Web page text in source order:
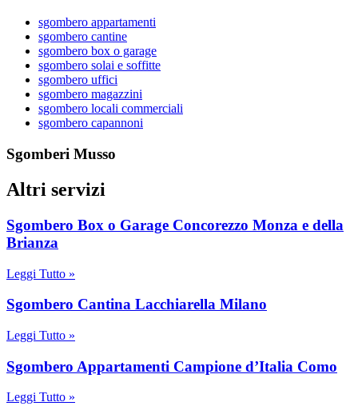
sgombero appartamenti
sgombero cantine
sgombero box o garage
sgombero solai e soffitte
sgombero uffici
sgombero magazzini
sgombero locali commerciali
sgombero capannoni
Sgomberi Musso
Altri servizi
Sgombero Box o Garage Concorezzo Monza e della
Brianza
Leggi Tutto »
Sgombero Cantina Lacchiarella Milano
Leggi Tutto »
Sgombero Appartamenti Campione d’Italia Como
Leggi Tutto »